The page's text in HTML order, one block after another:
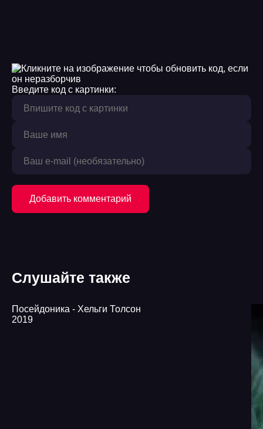
Введите код с картинки:
Добавить комментарий
Слушайте также
Посейдоника - Хельги Толсон
2019